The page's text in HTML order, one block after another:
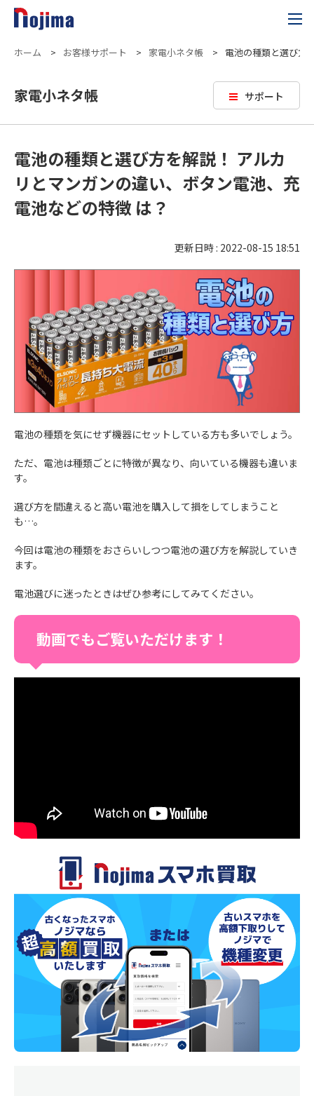
ホーム > お客様サポート > 家電小ネタ帳 > 電池の種類と選び方
サポート
家電小ネタ帳
電池の種類と選び方を解説！ アルカ
リとマンガンの違い、ボタン電池、充
電池などの特徴 は？
更新日時 : 2022-08-15 18:51
電池の種類を気にせず機器にセットしている方も多いでしょう。
ただ、電池は種類ごとに特徴が異なり、向いている機器も違いま
す。
選び方を間違えると高い電池を購入して損をしてしまうこと
も…。
今回は電池の種類をおさらいしつつ電池の選び方を解説していき
ます。
電池選びに迷ったときはぜひ参考にしてみてください。
動画でもご覧いただけます！